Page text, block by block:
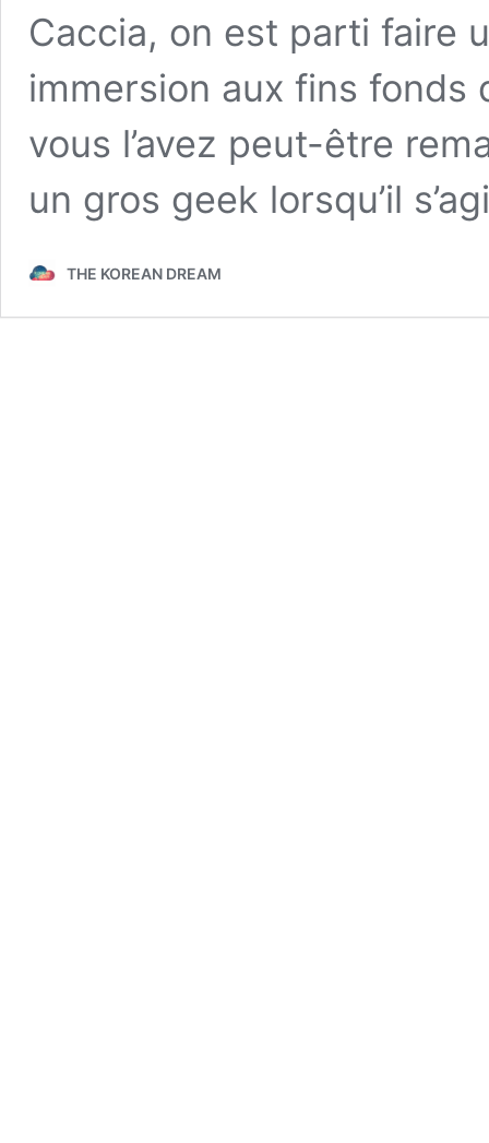
Caccia, on est parti faire
immersion aux fins fonds
vous l’avez peut-être
un gros geek lorsqu’il
THE KOREAN DREAM